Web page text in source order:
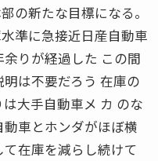
の新たな目標になる。
準に急接近日産自動車
りが経過した この間
は不要だろう 在庫の
大手自動車メ カ のな
車とホンダがほぼ横
在庫を減らし続けて